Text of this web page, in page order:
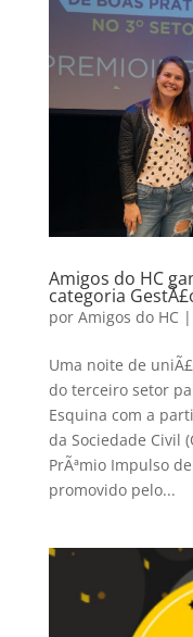
Amigos do HC
categoria
por Amigos do HC |
Uma noite de
do terceiro setor
Esquina com a
da Sociedade Civil
PrÃªmio Impulso
promovido pelo...